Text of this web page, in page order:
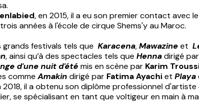
, en 2015, il a eu son premier contact avec
années à l'école de cirque Shems'y au Maroc.
grands festivals tels que Karacena,Mawazine et
, ainsi qu’à des spectacles tels que Hennadirigé par
d'une nuit d'été mis en scène par Karim
commeAmakin dirigé par Fatima Ayachiet Playa
2018, il a obtenu son diplôme professionnel
se spécialisant en tant que voltigeur en main à